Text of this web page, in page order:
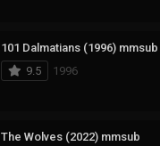
101 Dalmatians (1996) mmsub
9.5
1996
The Wolves (2022) mmsub